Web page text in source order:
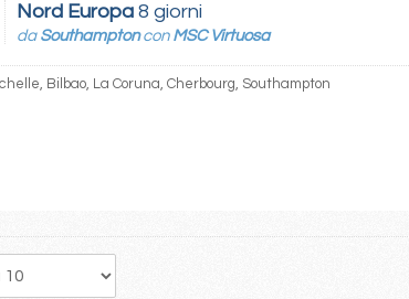
Nord Europa 8 giorni
da Southamptoncon MSC Virtuosa
Bilbao, La Coruna, Cherbourg, Southampton
201 203